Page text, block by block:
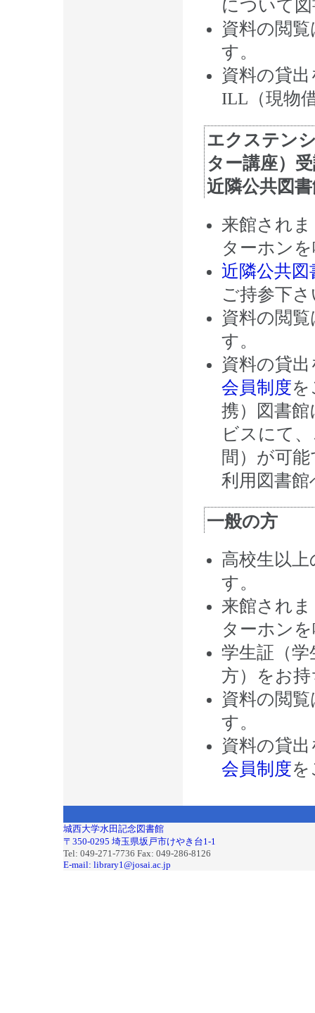
について
資料の閲
す。
資料の貸
ILL（現物
エクステン
ター講座）
近隣公共図
来館され
ターホン
近隣公共図
ご持参下
資料の閲
す。
資料の貸
会員制度
携）図書
ビスにて
間）が可
利用図書
一般の方
高校生以
す。
来館され
ターホン
学生証（
方）をお
資料の閲
す。
資料の貸
会員制度
城西大学水田記念図書館
〒350-0295 埼玉県坂戸市けやき台1-1
Tel: 049-271-7736 Fax: 049-286-8126
E-mail: library1@josai.ac.jp